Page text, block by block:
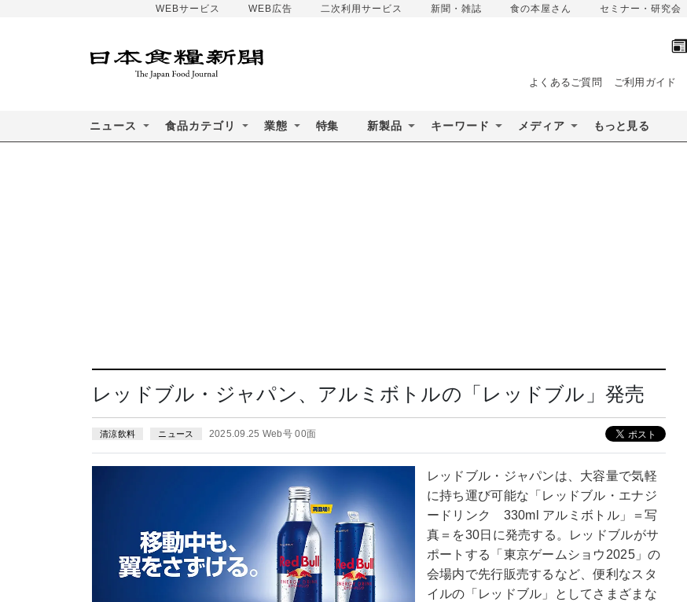
WEBサービス WEB広告 二次利用サービス 新聞・雑誌 食の本屋さん セミナー・研究会
よくあるご質問 ご利用ガイド
ニュース 食品カテゴリ 業態 特集 新製品 キーワード メディア もっと見る
レッドブル・ジャパン、アルミボトルの「レッドブル」発売
清涼飲料 ニュース 2025.09.25 Web号 00面
レッドブル・ジャパンは、大容量で気軽
に持ち運び可能な「レッドブル・エナジ
ードリンク 330ml アルミボトル」＝写
真＝を30日に発売する。レッドブルがサ
ポートする「東京ゲームショウ2025」の
会場内で先行販売するなど、便利なスタ
イルの「レッドブル」としてさまざまな